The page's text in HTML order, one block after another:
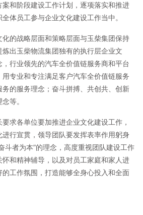
和阶段建设工作计划，逐项落实和推进
体员工参与企业文化建设工作当中。
的战略层面和策略层面与玉柴集团保持
出玉柴物流集团独有的执行层企业文
行业领先的汽车全价值链服务商和平台
专业和专注满足客户汽车全价值链服务
的服务理念；奋斗拼搏、共创共、创新
等。
求各单位要加推进企业文化建设工作，
行宣贯，领导团队要发挥表率作用躬身
斗者为本”的理念，高度重视团队建设工作
和精神辅导，以及对员工家庭和家人进
工作氛围，打造能够全身心投入和全面